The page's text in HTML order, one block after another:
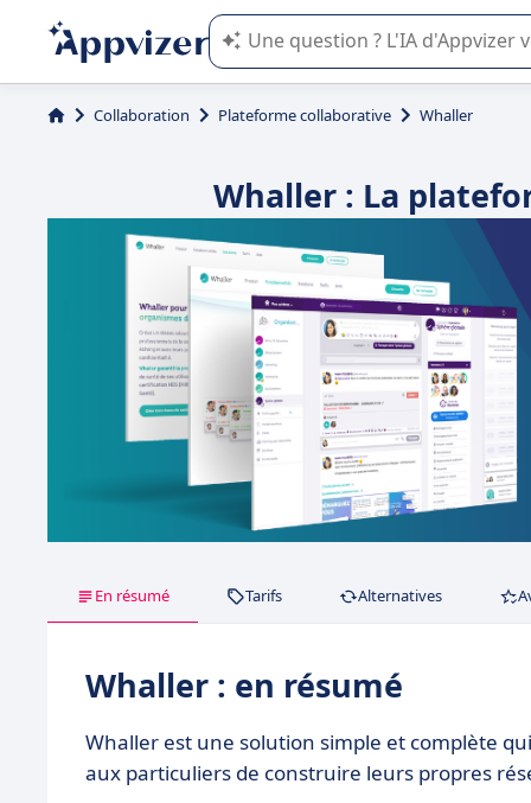
L'IA de Appvizer vous guide dans
Collaboration Plateforme collaborative Whaller
Whaller : La
En résumé Tarifs Alternatives
Whaller : en résumé
Whaller est une solution simple et complète
aux particuliers de construire leurs propres